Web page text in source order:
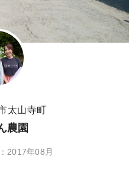
太山寺町
農園
2017年08月